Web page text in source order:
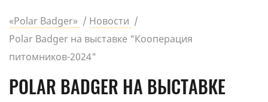
«Polar Badger»
Новости
Polar Badger на выставке "Кооперация
питомников-2024"
POLAR BADGER НА ВЫСТАВКЕ